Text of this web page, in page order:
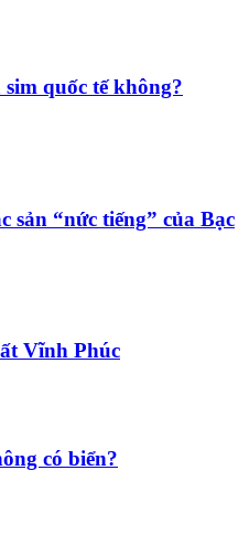
quốc tế không?
sản “nức tiếng” của Bạc
Vĩnh Phúc
có biển?